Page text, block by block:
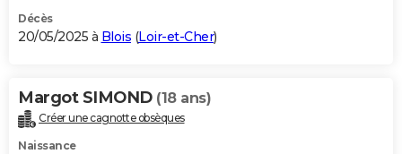
Décès
20/05/2025 à Blois (Loir-et-Cher)
Margot SIMOND (18 ans)
Créer une cagnotte obsèques
Naissance